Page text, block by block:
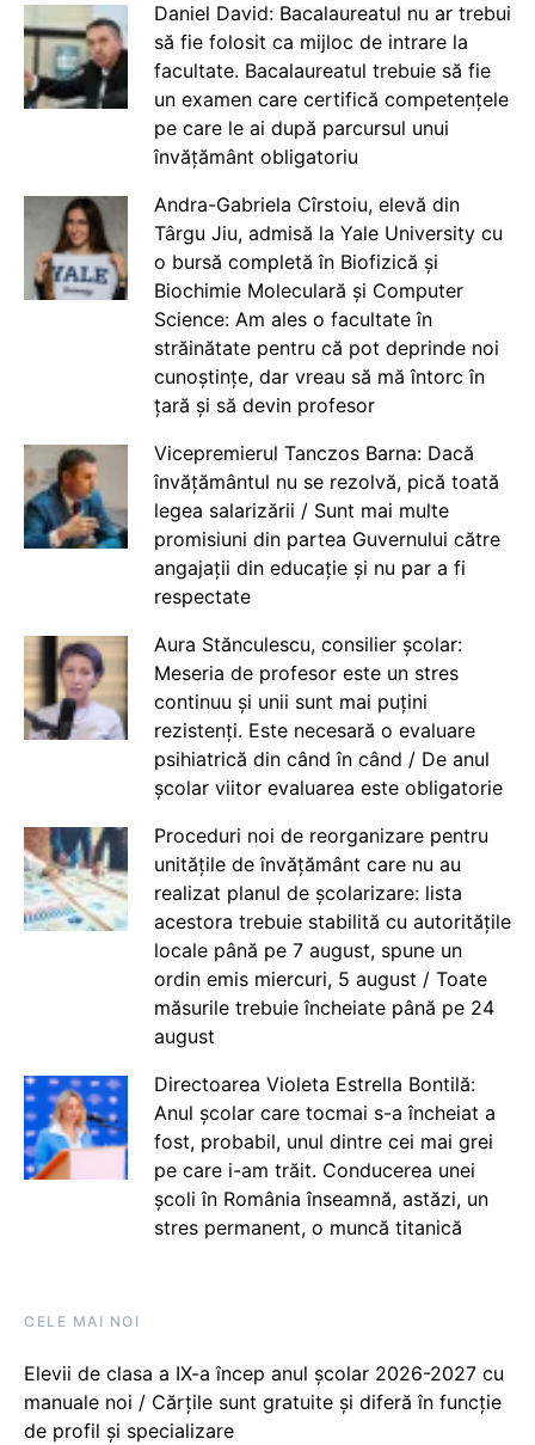
Daniel David: Bacalaureatul nu ar trebui
să fie folosit ca mijloc de intrare la
facultate. Bacalaureatul trebuie să fie
un examen care certifică competențele
pe care le ai după parcursul unui
învățământ obligatoriu
Andra-Gabriela Cîrstoiu, elevă din
Târgu Jiu, admisă la Yale University cu
o bursă completă în Biofizică și
Biochimie Moleculară și Computer
Science: Am ales o facultate în
străinătate pentru că pot deprinde noi
cunoștințe, dar vreau să mă întorc în
țară și să devin profesor
Vicepremierul Tanczos Barna: Dacă
învățământul nu se rezolvă, pică toată
legea salarizării / Sunt mai multe
promisiuni din partea Guvernului către
angajații din educație și nu par a fi
respectate
Aura Stănculescu, consilier școlar:
Meseria de profesor este un stres
continuu și unii sunt mai puțini
rezistenți. Este necesară o evaluare
psihiatrică din când în când / De anul
școlar viitor evaluarea este obligatorie
Proceduri noi de reorganizare pentru
unitățile de învățământ care nu au
realizat planul de școlarizare: lista
acestora trebuie stabilită cu autoritățile
locale până pe 7 august, spune un
ordin emis miercuri, 5 august / Toate
măsurile trebuie încheiate până pe 24
august
Directoarea Violeta Estrella Bontilă:
Anul școlar care tocmai s-a încheiat a
fost, probabil, unul dintre cei mai grei
pe care i-am trăit. Conducerea unei
școli în România înseamnă, astăzi, un
stres permanent, o muncă titanică
CELE MAI NOI
Elevii de clasa a IX-a încep anul școlar 2026-2027 cu
manuale noi / Cărțile sunt gratuite și diferă în funcție
de profil și specializare